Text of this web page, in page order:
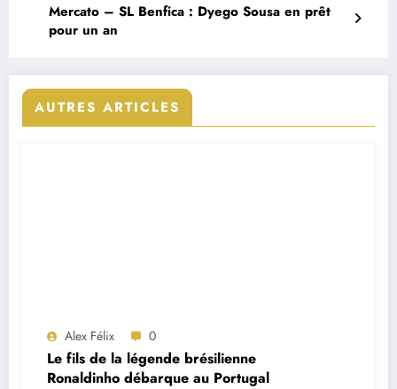
Mercato – SL Benfica : Dyego Sousa en prêt
pour un an
AUTRES ARTICLES
Alex Félix 0
Le fils de la légende brésilienne
Ronaldinho débarque au Portugal